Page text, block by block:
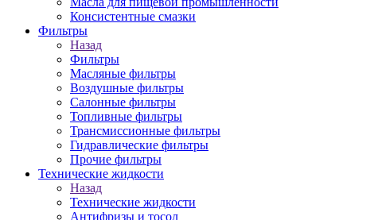
Консистентные смазки
Фильтры
Назад
Фильтры
Масляные фильтры
Воздушные фильтры
Салонные фильтры
Топливные фильтры
Трансмиссионные фильтры
Гидравлические фильтры
Прочие фильтры
Технические жидкости
Назад
Технические жидкости
Антифризы и тосол